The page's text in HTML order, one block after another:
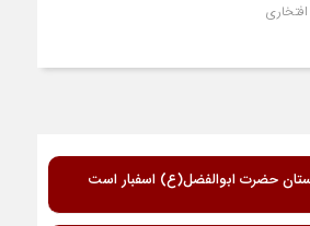
حضرت ابوالفضل(ع) اسفبار است